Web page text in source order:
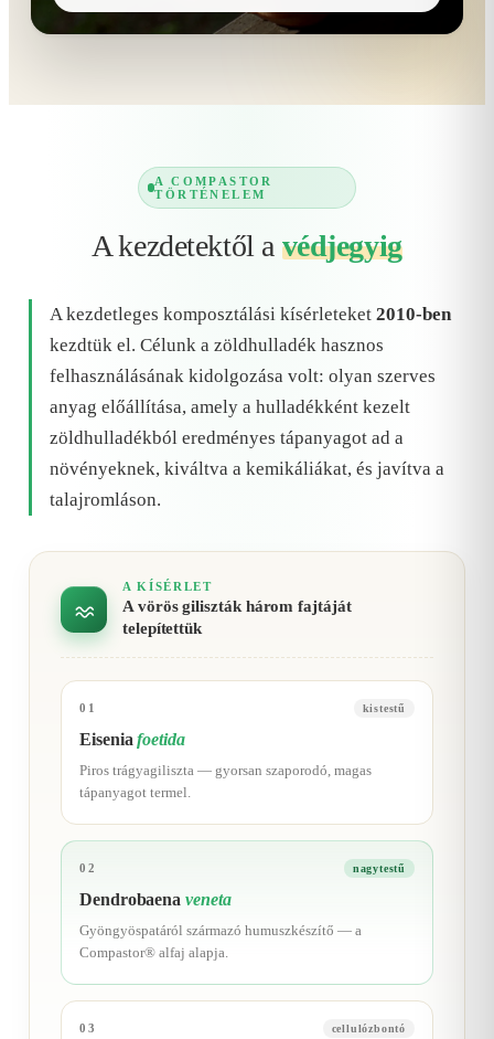
A COMPASTOR
TÖRTÉNELEM
A kezdetektől a védjegyig
A kezdetleges komposztálási kísérleteket 2010-ben
kezdtük el. Célunk a zöldhulladék hasznos
felhasználásának kidolgozása volt: olyan szerves
anyag előállítása, amely a hulladékként kezelt
zöldhulladékból eredményes tápanyagot ad a
növényeknek, kiváltva a kemikáliákat, és javítva a
talajromláson.
A KÍSÉRLET
A vörös giliszták három fajtáját
telepítettük
01 kistestű
Eiseniafoetida
Piros trágyagiliszta — gyorsan szaporodó, magas
tápanyagot termel.
02 nagytestű
Dendrobaenaveneta
Gyöngyöspatáról származó humuszkészítő — a
Compastor® alfaj alapja.
03 cellulózbontó